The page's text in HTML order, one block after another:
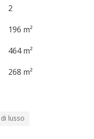
2
196 m²
464 m²
268 m²
lusso